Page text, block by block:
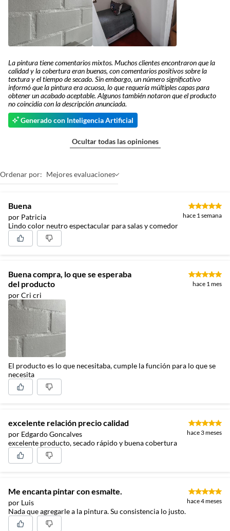
La pintura tiene comentarios mixtos. Muchos clientes encontraron que la
calidad y la cobertura eran buenas, con comentarios positivos sobre la
textura y el tiempo de secado. Sin embargo, un número significativo
informó que la pintura era acuosa, lo que requería múltiples capas para
obtener un acabado aceptable. Algunos también notaron que el producto
no coincidía con la descripción anunciada.
Generado con Inteligencia Artificial
Ocultar todas las opiniones
Ordenar por: Mejores evaluaciones
Buena
por Patricia hace 1 semana
Lindo color neutro espectacular para salas y comedor
Buena compra, lo que se esperaba
del producto
por Cri cri
hace 1 mes
El producto es lo que necesitaba, cumple la función para lo que se
necesita
excelente relación precio calidad
por Edgardo Goncalves hace 3 meses
excelente producto, secado rápido y buena cobertura
Me encanta pintar con esmalte.
por Luis hace 4 meses
Nada que agregarle a la pintura. Su consistencia lo justo.